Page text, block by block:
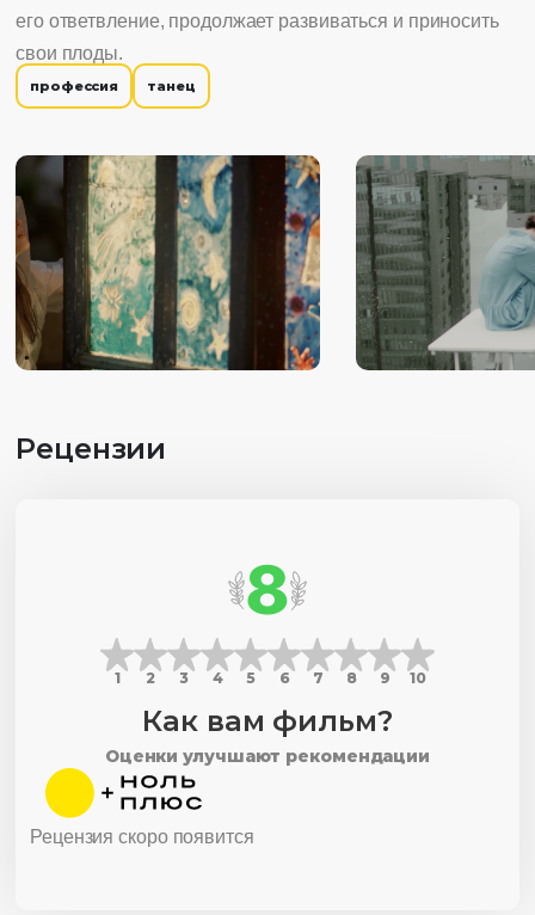
его ответвление, продолжает развиваться и приносить
свои плоды.
профессия танец
Рецензии
8
1 2 3 4 5 6 7 8 9 10
Как вам фильм?
Оценки улучшают рекомендации
Рецензия скоро появится